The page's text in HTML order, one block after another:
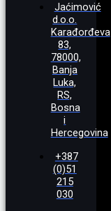
Jaćimović
d.o.o.
Karađorđeva
83,
78000,
Banja
Luka,
RS,
Bosna
i
Hercegovina
+387
(0)51
215
030